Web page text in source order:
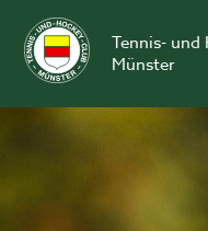
content
Tennis- und
Münster